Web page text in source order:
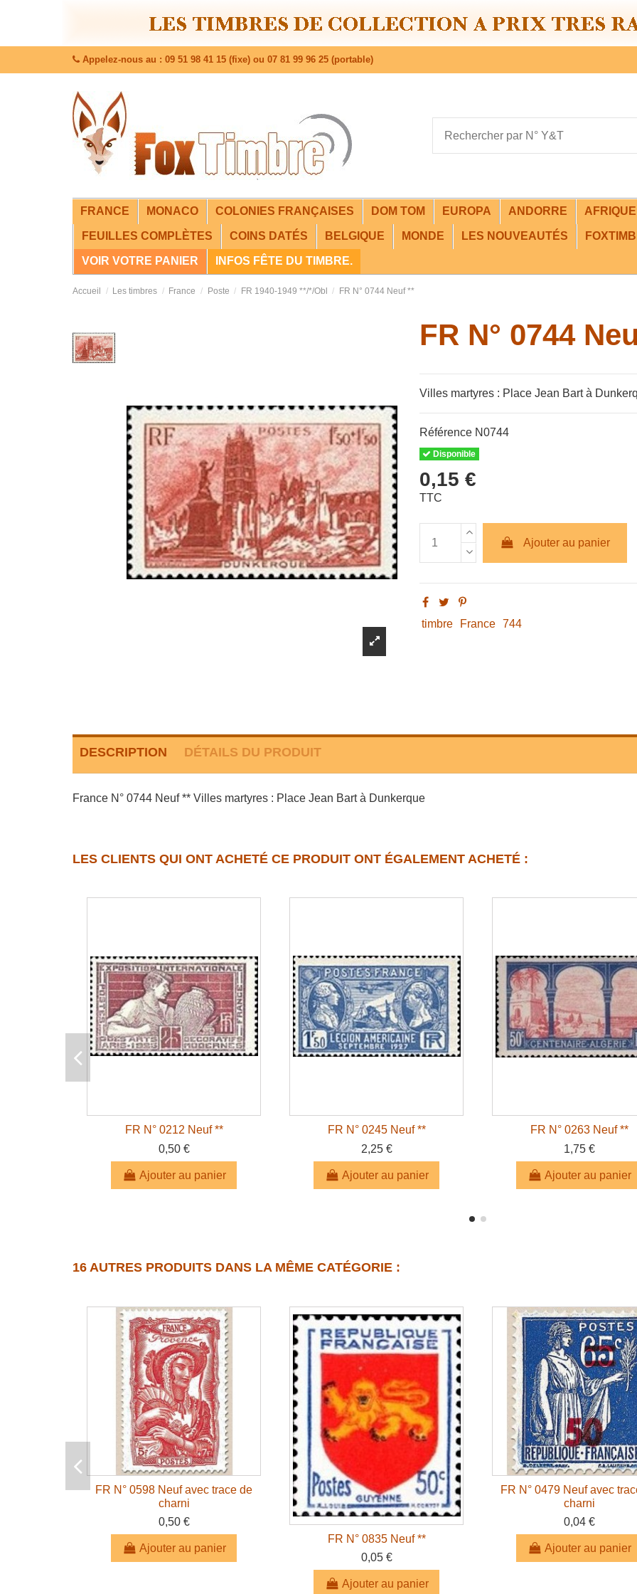
Appelez-nous au : 09 51 98 41 15 (fixe) ou 07 81 99 96 25 (portable)
FRANCE MONACO COLONIES FRANÇAISES DOM TOM EUROPA ANDORRE
FEUILLES COMPLÈTES COINS DATÉS BELGIQUE MONDE LES NOUVEAUTÉS
VOIR VOTRE PANIER INFOS FÊTE DU TIMBRE.
Accueil Les timbres France Poste FR 1940-1949 **/*/Obl FR N° 0744 Neuf **
FR N° 0744
Villes martyres : Place Jean Bart à
Référence N0744
Disponible
0,15 €
TTC
Ajouter au panier
timbre France 744
DESCRIPTION DÉTAILS DU PRODUIT
France N° 0744 Neuf ** Villes martyres : Place Jean Bart à Dunkerque
LES CLIENTS QUI ONT ACHETÉ CE PRODUIT ONT ÉGALEMENT ACHETÉ :
FR N° 0212 Neuf **
0,50 €
Ajouter au panier
FR N° 0245 Neuf **
2,25 €
Ajouter au panier
FR N° 0263 Neuf **
1,75 €
Ajouter au panier
16 AUTRES PRODUITS DANS LA MÊME CATÉGORIE :
FR N° 0598 Neuf avec trace de
charni
0,50 €
Ajouter au panier
FR N° 0835 Neuf **
0,05 €
Ajouter au panier
FR N° 0479 Neuf avec
charni
0,04 €
Ajouter au panier